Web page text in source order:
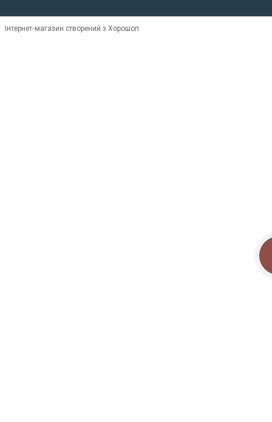
Інтернет-магазин створений з Хорошоп